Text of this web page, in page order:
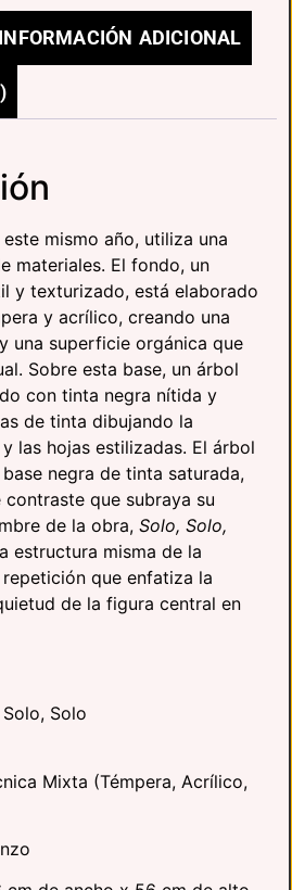
INFORMACIÓN ADICIONAL
mismo año, utiliza una
materiales. El fondo, un
y texturizado, está elaborado
y acrílico, creando una
una superficie orgánica que
Sobre esta base, un árbol
con tinta negra nítida y
de tinta dibujando la
las hojas estilizadas. El árbol
negra de tinta saturada,
que subraya su
de la obra, Solo, Solo,
estructura misma de la
repetición que enfatiza la
de la figura central en
Solo, Solo
Mixta (Témpera, Acrílico,